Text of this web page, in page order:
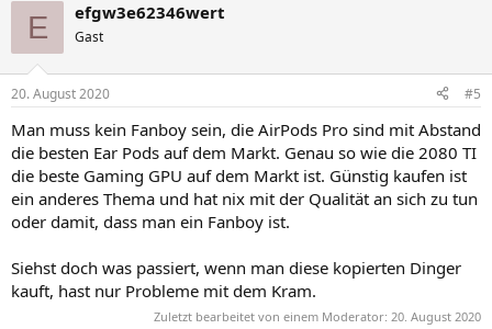
e
:
E efgw3e62346wert
Gast
20. August 2020 #5
Man muss kein Fanboy sein, die AirPods Pro sind mit Abstand
die besten Ear Pods auf dem Markt. Genau so wie die 2080 TI
die beste Gaming GPU auf dem Markt ist. Günstig kaufen ist
ein anderes Thema und hat nix mit der Qualität an sich zu tun
oder damit, dass man ein Fanboy ist.
Siehst doch was passiert, wenn man diese kopierten Dinger
kauft, hast nur Probleme mit dem Kram.
Zuletzt bearbeitet von einem Moderator: 20. August 2020